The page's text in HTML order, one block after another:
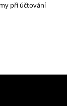
při účtování